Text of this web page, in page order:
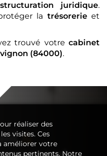
structuration juridique.
la trésorerieet
trouvé votre cabinet
(84000).
&
réaliser des
visites. Ces
améliorer votre
pertinents. Notre